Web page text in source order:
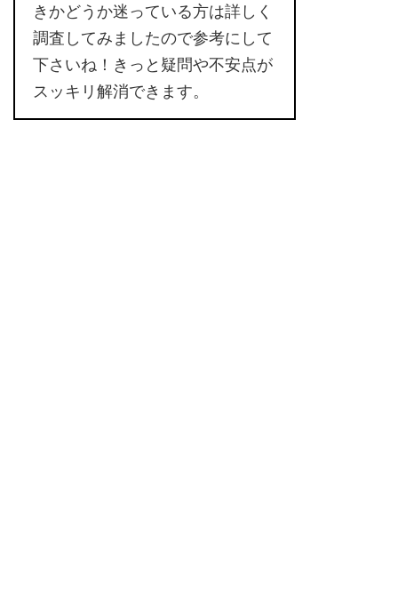
きかどうか迷っている方は詳しく
調査してみましたので参考にして
下さいね！きっと疑問や不安点が
スッキリ解消できます。